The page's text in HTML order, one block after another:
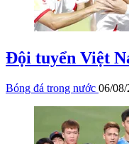
Đội tuyển Việt
Bóng đá trong nước 06/08/